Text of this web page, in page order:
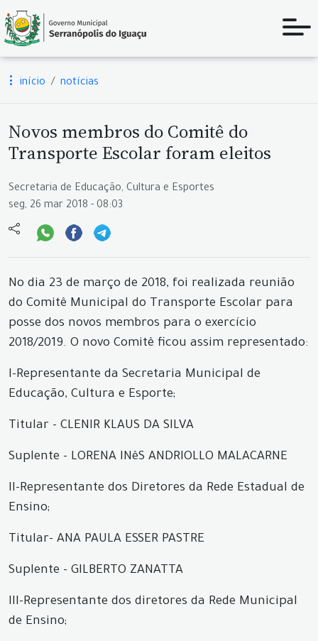
início notícias
Novos membros do Comitê do
Transporte Escolar foram eleitos
Secretaria de Educação, Cultura e Esportes
seg, 26 mar 2018 - 08:03
No dia 23 de março de 2018, foi realizada reunião
do Comitê Municipal do Transporte Escolar para
posse dos novos membros para o exercício
2018/2019. O novo Comitê ficou assim representado:
I-Representante da Secretaria Municipal de
Educação, Cultura e Esporte;
Titular - CLENIR KLAUS DA SILVA
Suplente - LORENA INêS ANDRIOLLO MALACARNE
II-Representante dos Diretores da Rede Estadual de
Ensino;
Titular- ANA PAULA ESSER PASTRE
Suplente - GILBERTO ZANATTA
III-Representante dos diretores da Rede Municipal
de Ensino;